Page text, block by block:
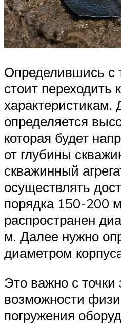
Определившись с
стоит переходить
характеристикам.
определяется
которая будет
от глубины
скважинный
осуществлять
порядка 150-200
распространен
м. Далее нужно
диаметром
Это важно с точки
возможности
погружения